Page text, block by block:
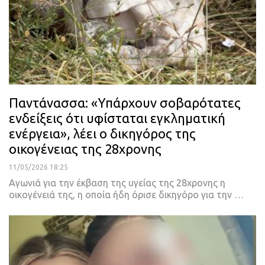
Παντάνασσα: «Υπάρχουν σοβαρότατες
ενδείξεις ότι υφίσταται εγκληματική
ενέργεια», λέει ο δικηγόρος της
οικογένειας της 28χρονης
11/05/2026 18:25
Αγωνιά για την έκβαση της υγείας της 28χρονης η
οικογένειά της, η οποία ήδη όρισε δικηγόρο για την …